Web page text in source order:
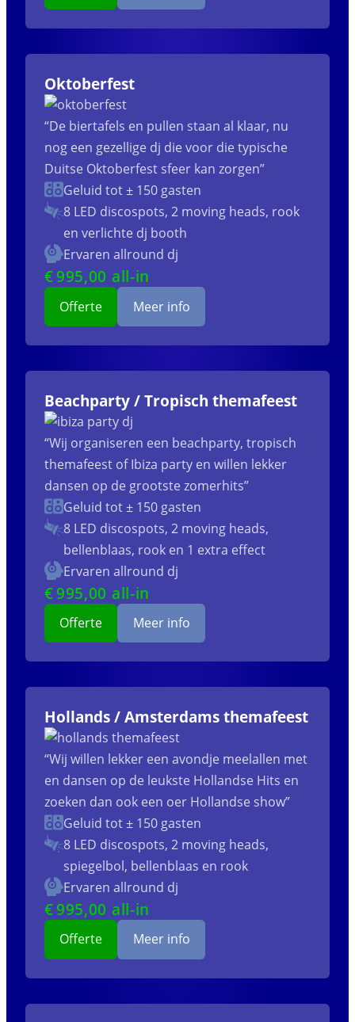
Oktoberfest
“De biertafels en pullen staan al klaar, nu
nog een gezellige dj die voor die typische
Duitse Oktoberfest sfeer kan zorgen”
Geluid tot ± 150 gasten
8 LED discospots, 2 moving heads, rook
en verlichte dj booth
Ervaren allround dj
€995,00 all-in
Offerte Meer info
Beachparty / Tropisch themafeest
“Wij organiseren een beachparty, tropisch
themafeest of Ibiza party en willen lekker
dansen op de grootste zomerhits”
Geluid tot ± 150 gasten
8 LED discospots, 2 moving heads,
bellenblaas, rook en 1 extra effect
Ervaren allround dj
€995,00 all-in
Offerte Meer info
Hollands / Amsterdams themafeest
“Wij willen lekker een avondje meelallen met
en dansen op de leukste Hollandse Hits en
zoeken dan ook een oer Hollandse show”
Geluid tot ± 150 gasten
8 LED discospots, 2 moving heads,
spiegelbol, bellenblaas en rook
Ervaren allround dj
€995,00 all-in
Offerte Meer info